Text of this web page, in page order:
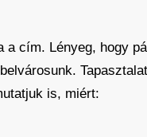
cím. Lényeg, hogy
is, miért: